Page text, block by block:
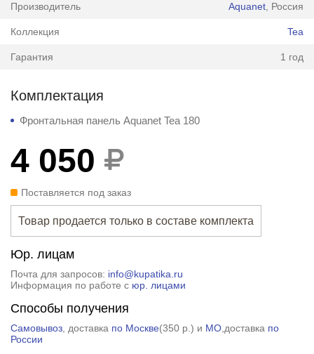
Производитель Aquanet , Россия
Коллекция Tea
Гарантия 1 год
Комплектация
Фронтальная панель Aquanet Tea 180
4 050
Поставляется под заказ
Товар продается только в составе комплекта
Юр. лицам
Почта для запросов: info@kupatika.ru
Информация по работе с юр. лицами
Способы получения
Самовывоз, доставка по Москве(350 р. ) и МО,доставка по
России